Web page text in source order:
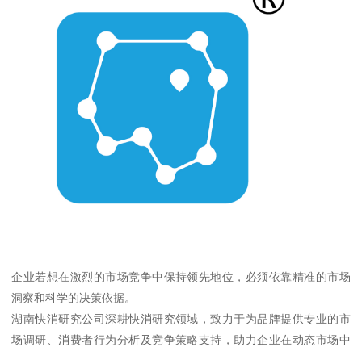
企业若想在激烈的市场竞争中保持领先地位，必须依靠精准的市场
洞察和科学的决策依据。
湖南快消研究公司深耕快消研究领域，致力于为品牌提供专业的市
场调研、消费者行为分析及竞争策略支持，助力企业在动态市场中